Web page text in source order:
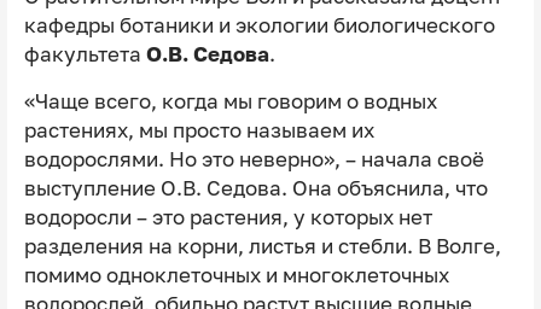
кафедры ботаники и экологии биологического
факультета О.В. Седова.
«Чаще всего, когда мы говорим о водных
растениях, мы просто называем их
водорослями. Но это неверно», – начала своё
выступление О.В. Седова. Она объяснила, что
водоросли – это растения, у которых нет
разделения на корни, листья и стебли. В Волге,
помимо одноклеточных и многоклеточных